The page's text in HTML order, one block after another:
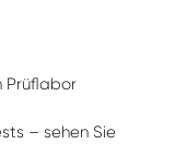
Prüflabor
– sehen Sie